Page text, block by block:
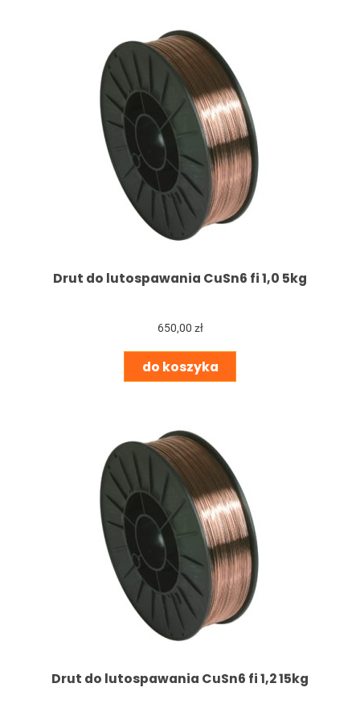
Drut do lutospawania CuSn6 fi 1,0 5kg
650,00 zł
do koszyka
Drut do lutospawania CuSn6 fi 1,2 15kg